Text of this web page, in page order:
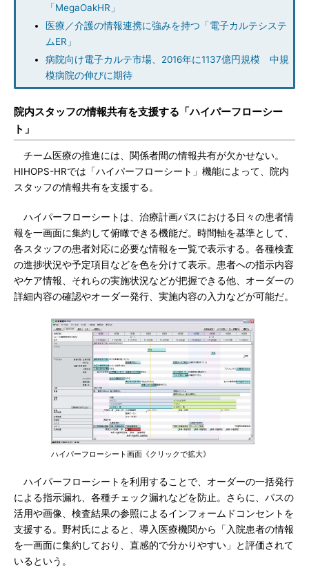
「MegaOakHR」
医療／介護の情報連携に強みを持つ「電子カルテシステ
ムER」
病院向け電子カルテ市場、2016年に1137億円規模 中規
模病院の伸びに期待
院内スタッフの情報共有を支援する「ハイパーフローシー
ト」
チーム医療の推進には、関係者間の情報共有が欠かせない。
HIHOPS-HRでは「ハイパーフローシート」機能によって、院内
スタッフの情報共有を支援する。
ハイパーフローシートは、治療計画パスにおける日々の患者情
報を一画面に集約して俯瞰できる機能だ。時間軸を基準として、
各スタッフの患者対応に必要な情報を一覧で表示する。各種検査
の進捗状況や予定項目などを色を分けて表示。患者への指示内容
やケア情報、それらの実施状況などが把握できる他、オーダーの
詳細内容の確認やオーダー発行、実施内容の入力などが可能だ。
ハイパーフローシート画面《クリックで拡大》
ハイパーフローシートを利用することで、オーダーの一括発行
による指示漏れ、各種チェック漏れなどを防止。さらに、パスの
活用や画像、検査結果の参照によるインフォームドコンセントを
支援する。野村氏によると、導入医療機関から「入院患者の情報
を一画面に集約しており、直感的で分かりやすい」と評価されて
いるという。